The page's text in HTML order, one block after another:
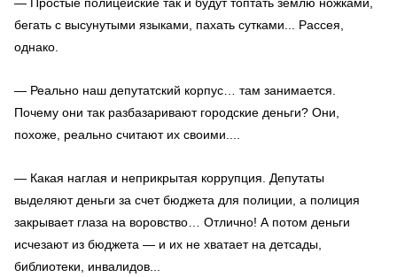
бегать с высунутыми языками, пахать сутками... Рассея,
однако.
— Реально наш депутатский корпус… там занимается.
Почему они так разбазаривают городские деньги? Они,
похоже, реально считают их своими....
— Какая наглая и неприкрытая коррупция. Депутаты
выделяют деньги за счет бюджета для полиции, а полиция
закрывает глаза на воровство… Отлично! А потом деньги
исчезают из бюджета — и их не хватает на детсады,
библиотеки, инвалидов...